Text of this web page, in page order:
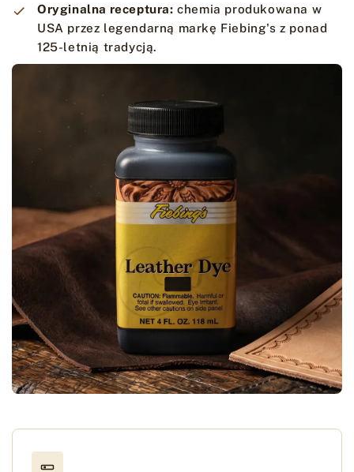
Oryginalna receptura: chemia produkowana w
USA przez legendarną markę Fiebing's z ponad
125-letnią tradycją.